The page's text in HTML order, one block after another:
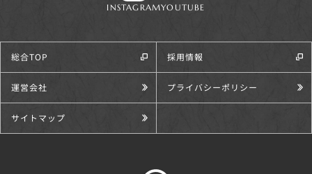
INSTAGRAMYOUTUBE
総合TOP 採用情報
運営会社 プライバシーポリシー
サイトマップ